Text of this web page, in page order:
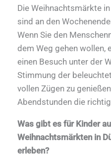
Die Weihnachtsmärkte
sind an den
Wenn Sie den
dem Weg gehen wollen,
einen Besuch unter der
Stimmung der
vollen Zügen zu
Abendstunden die
Was gibt es für Kinder
Weihnachtsmärkten in
erleben?